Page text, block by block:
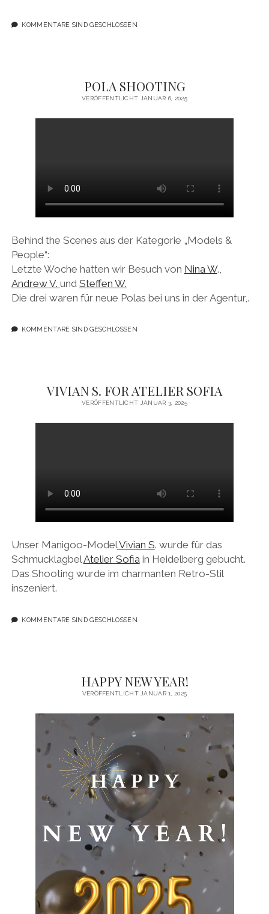
KOMMENTARE SIND GESCHLOSSEN
POLA SHOOTING
VERÖFFENTLICHT JANUAR 6, 2025
Behind the Scenes aus der Kategorie „Models &
People“:
Letzte Woche hatten wir Besuch von Nina W.,
Andrew V. und Steffen W.
Die drei waren für neue Polas bei uns in der Agentur,.
KOMMENTARE SIND GESCHLOSSEN
VIVIAN S. FOR ATELIER SOFIA
VERÖFFENTLICHT JANUAR 3, 2025
Unser Manigoo-ModelVivian S. wurde für das
SchmucklagbelAtelier Sofiain Heidelberg gebucht.
Das Shooting wurde im charmanten Retro-Stil
inszeniert.
KOMMENTARE SIND GESCHLOSSEN
HAPPY NEW YEAR!
VERÖFFENTLICHT JANUAR 1, 2025